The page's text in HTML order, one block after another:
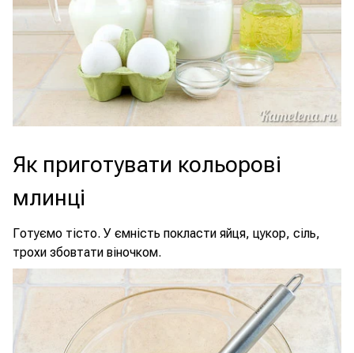
Як приготувати кольорові
млинці
Готуємо тісто. У ємність покласти яйця, цукор, сіль,
трохи збовтати віночком.